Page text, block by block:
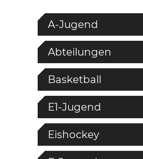
A-Jugend
Abteilungen
Basketball
E1-Jugend
Eishockey